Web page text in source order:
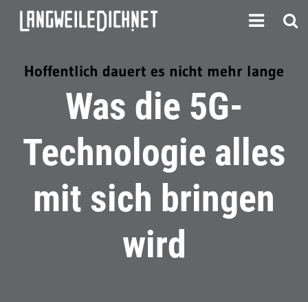
Hoffentlich dauert es nicht mehr lange
Was die 5G-
Technologie alles
mit sich bringen
wird